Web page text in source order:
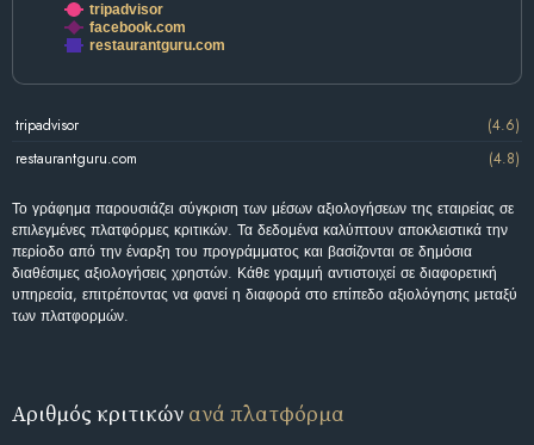
tripadvisor
facebook.com
restaurantguru.com
tripadvisor
(4.6)
restaurantguru.com
(4.8)
Το γράφημα παρουσιάζει σύγκριση των μέσων αξιολογήσεων της εταιρείας σε
επιλεγμένες πλατφόρμες κριτικών. Τα δεδομένα καλύπτουν αποκλειστικά την
περίοδο από την έναρξη του προγράμματος και βασίζονται σε δημόσια
διαθέσιμες αξιολογήσεις χρηστών. Κάθε γραμμή αντιστοιχεί σε διαφορετική
υπηρεσία, επιτρέποντας να φανεί η διαφορά στο επίπεδο αξιολόγησης μεταξύ
των πλατφορμών.
Αριθμός κριτικών ανά πλατφόρμα